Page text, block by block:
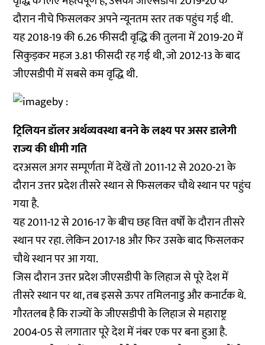
दौरान नीचे फिसलकर अपने न्यूनतम स्तर तक पहुंच गई थी.
यह 2018-19 की 6.26 फीसदी वृद्धि की तुलना में 2019-20 में
सिकुड़कर महज 3.81 फीसदी रह गई थी, जो 2012-13 के बाद
जीएसडीपी में सबसे कम वृद्धि थी.
ट्रिलियनडॉलरअर्थव्यवस्थाबननेकेलक्ष्यपरअसरडालेगी
राज्यकीधीमीगति
दरअसल अगर सम्पूर्णता में देखें तो 2011-12 से 2020-21 के
दौरान उत्तर प्रदेश तीसरे स्थान से फिसलकर चौथे स्थान पर पहुंच
गया है.
यह 2011-12 से 2016-17 के बीच छह वित्त वर्षों के दौरान तीसरे
स्थान पर रहा. लेकिन 2017-18 और फिर उसके बाद फिसलकर
चौथे स्थान पर आ गया.
जिस दौरान उत्तर प्रदेश जीएसडीपी के लिहाज से पूरे देश में
तीसरे स्थान पर था, तब इससे ऊपर तमिलनाडु और कनार्टक थे.
गौरतलब है कि राज्यों के जीएसडीपी के लिहाज से महाराष्ट्र
2004-05 से लगातार पूरे देश में नंबर एक पर बना हुआ है.